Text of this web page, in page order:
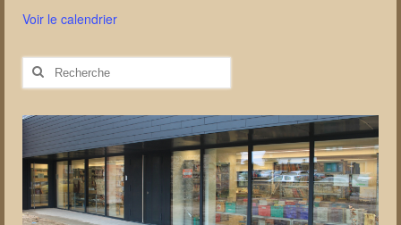
Voir le calendrier
Rechercher
: